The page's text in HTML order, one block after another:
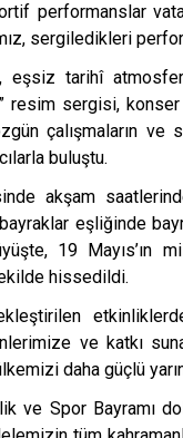
performanslar
sergiledikleri
eşsiz tarihî
resim sergisi,
çalışmaların
buluştu.
akşam
bayraklar eşliğinde
19 Mayıs’ın
hissedildi.
ve katkı
daha güçlü
ve Spor Bayramı